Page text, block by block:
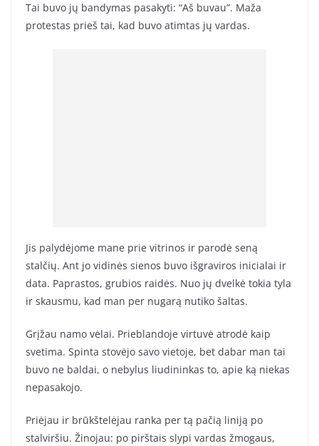
Tai buvo jų bandymas pasakyti: “Aš buvau”. Maža
protestas prieš tai, kad buvo atimtas jų vardas.
Jis palydėjome mane prie vitrinos ir parodė seną
stalčių. Ant jo vidinės sienos buvo išgraviros inicialai ir
data. Paprastos, grubios raidės. Nuo jų dvelkė tokia tyla
ir skausmu, kad man per nugarą nutiko šaltas.
Grįžau namo vėlai. Prieblandoje virtuvė atrodė kaip
svetima. Spinta stovėjo savo vietoje, bet dabar man tai
buvo ne baldai, o nebylus liudininkas to, apie ką niekas
nepasakojo.
Priėjau ir brūkštelėjau ranka per tą pačią liniją po
stalviršiu. Žinojau: po pirštais slypi vardas žmogaus,